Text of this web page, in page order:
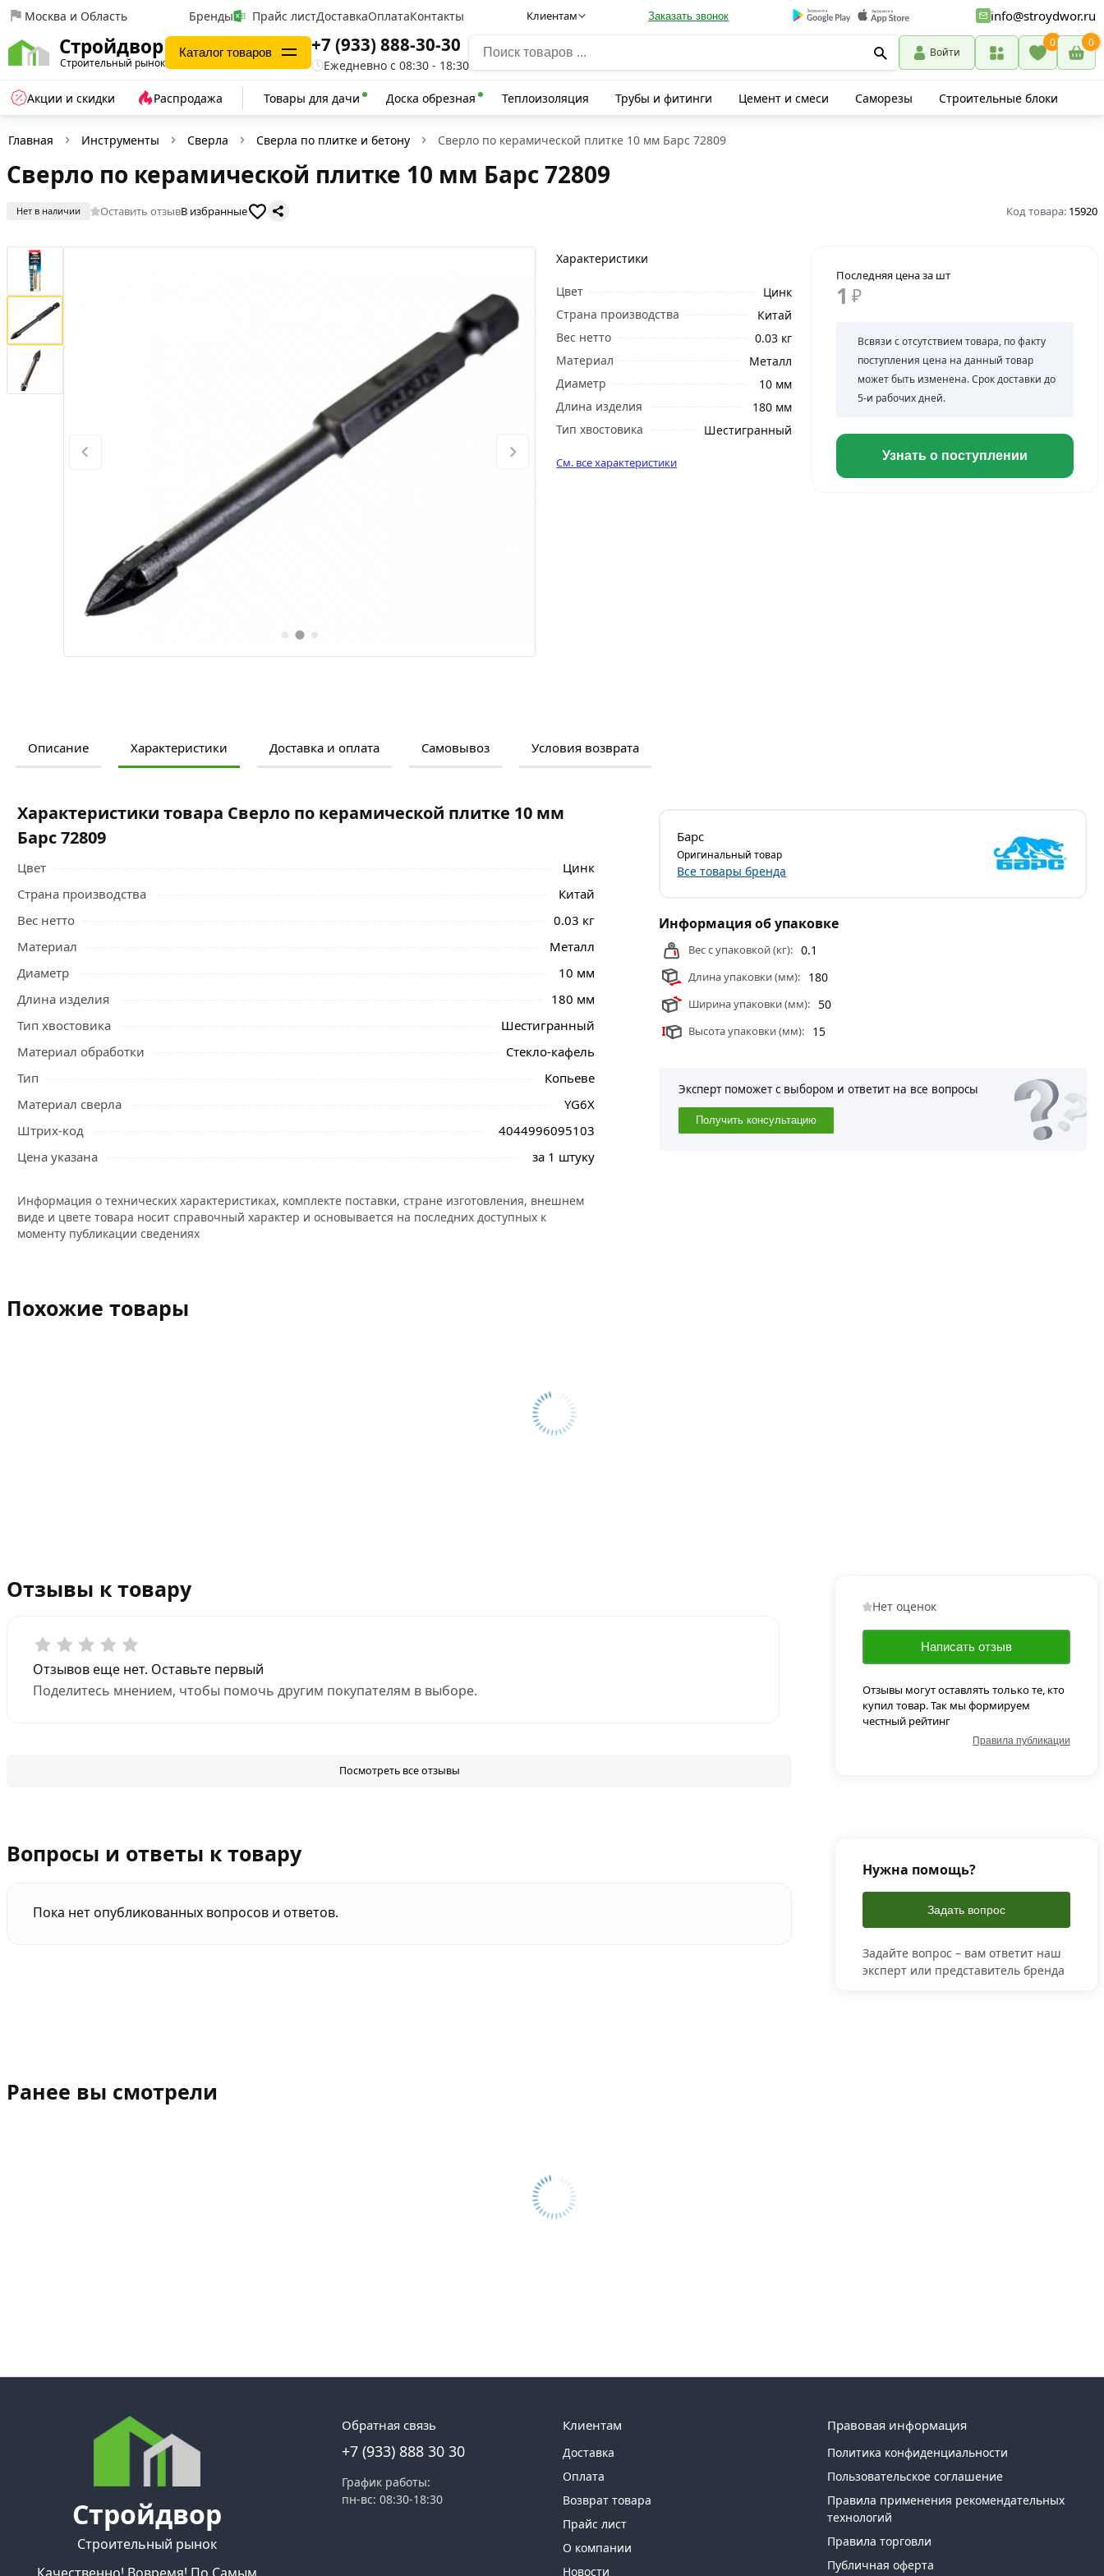
Москва и Область Бренды Прайс листДоставкаОплатаКонтакты Клиентам Заказать звонок info@stroydwor.ru
Стройдвор
Строительный рынок
Каталог товаров +7 (933) 888-30-30
Ежедневно с 08:30 - 18:30
Войти
0 0
Акции и скидки Распродажа Товары для дачи Доска обрезная Теплоизоляция Трубы и фитинги Цемент и смеси Саморезы Строительные блоки
Главная Инструменты Сверла Сверла по плитке и бетону Сверло по керамической плитке 10 мм Барс 72809
Сверло по керамической плитке 10 мм Барс 72809
Нет в наличии Оставить отзывВ избранные Код товара: 15920
Характеристики
Цвет
Цинк
Страна производства
Китай
Вес нетто
0.03 кг
Материал
Металл
Диаметр
10 мм
Длина изделия
180 мм
Тип хвостовика
Шестигранный
См. все характеристики
Последняя цена за шт
1 ₽
Всвязи с отсутствием товара, по факту
поступления цена на данный товар
может быть изменена. Срок доставки до
5-и рабочих дней.
Узнать о поступлении
Описание Характеристики Доставка и оплата Самовывоз Условия возврата
Ознакомьтесь с подробными характеристиками, описанием и отзывами о товаре, чтобы сделать
Условия доставки и цены на товар Сверло по керамической плитке 10 мм Барс 72809 из категории
Сверла по плитке и бетону
Характеристики товара Сверло по керамической плитке 10 мм
Барс 72809
Цвет
Цинк
Страна производства
Китай
Вес нетто
0.03 кг
Материал
Металл
Диаметр
10 мм
Длина изделия
180 мм
Тип хвостовика
Шестигранный
Материал обработки
Стекло-кафель
Тип
Копьеве
Материал сверла
YG6X
Штрих-код
4044996095103
Цена указана
за 1 штуку
Информация о технических характеристиках, комплекте поставки, стране изготовления, внешнем
виде и цвете товара носит справочный характер и основывается на последних доступных к
моменту публикации сведениях
Барс
Оригинальный товар
Все товары бренда
Информация об упаковке
Вес с упаковкой (кг): 0.1
Длина упаковки (мм): 180
Ширина упаковки (мм): 50
Высота упаковки (мм): 15
Эксперт поможет с выбором и ответит на все вопросы
Получить консультацию
Похожие товары
Отзывы к товару
Отзывов еще нет. Оставьте первый
Поделитесь мнением, чтобы помочь другим покупателям в выборе.
Посмотреть все отзывы
Нет оценок
Написать отзыв
Отзывы могут оставлять только те, кто
купил товар. Так мы формируем
честный рейтинг
Правила публикации
Вопросы и ответы к товару
Пока нет опубликованных вопросов и ответов.
Нужна помощь?
Задать вопрос
Задайте вопрос – вам ответит наш
эксперт или представитель бренда
Ранее вы смотрели
Стройдвор
Строительный рынок
Обратная связь
+7 (933) 888 30 30
График работы:
пн-вс: 08:30-18:30
Клиентам
Доставка
Оплата
Возврат товара
Прайс лист
О компании
Новости
Правовая информация
Политика конфиденциальности
Пользовательское соглашение
Правила применения рекомендательных
технологий
Правила торговли
Публичная оферта